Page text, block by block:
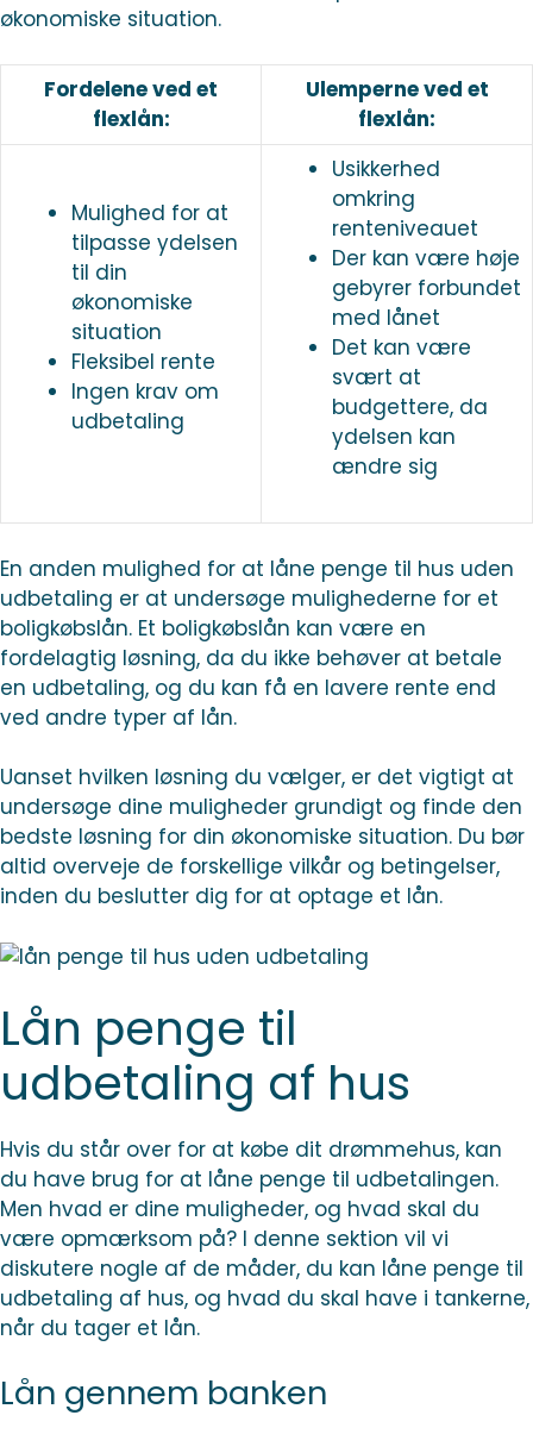
økonomiske situation.
Fordelene ved et
flexlån:
Ulemperne ved et
flexlån:
Mulighed for at
tilpasse ydelsen
til din
økonomiske
situation
Fleksibel rente
Ingen krav om
udbetaling
Usikkerhed
omkring
renteniveauet
Der kan være høje
gebyrer forbundet
med lånet
Det kan være
svært at
budgettere, da
ydelsen kan
ændre sig
En anden mulighed for at låne penge til hus uden
udbetaling er at undersøge mulighederne for et
boligkøbslån. Et boligkøbslån kan være en
fordelagtig løsning, da du ikke behøver at betale
en udbetaling, og du kan få en lavere rente end
ved andre typer af lån.
Uanset hvilken løsning du vælger, er det vigtigt at
undersøge dine muligheder grundigt og finde den
bedste løsning for din økonomiske situation. Du bør
altid overveje de forskellige vilkår og betingelser,
inden du beslutter dig for at optage et lån.
Lån penge til
udbetaling af hus
Hvis du står over for at købe dit drømmehus, kan
du have brug for at låne penge til udbetalingen.
Men hvad er dine muligheder, og hvad skal du
være opmærksom på? I denne sektion vil vi
diskutere nogle af de måder, du kan låne penge til
udbetaling af hus, og hvad du skal have i tankerne,
når du tager et lån.
Lån gennem banken